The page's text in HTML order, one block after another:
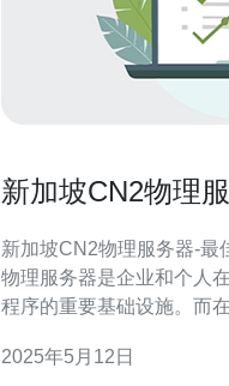
新加坡CN2物理
新加坡CN2物理服务器-最佳选择 在当今数
物理服务器是企业和个人
程序的重要基础设施。而
物理服务器以其快速稳定
2025年5月12日